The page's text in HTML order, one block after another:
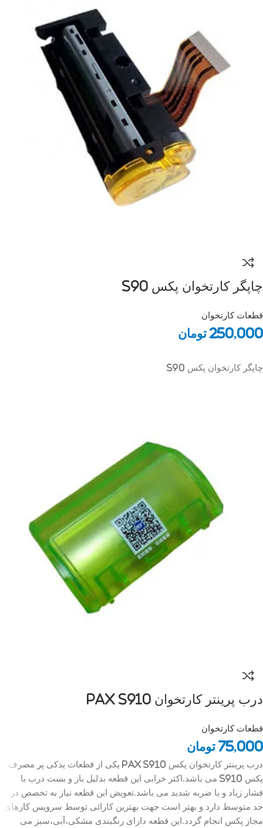
چاپگر کارتخوان پکس S90
قطعات کارتخوان
250,000 تومان
چاپگر کارتخوان پکس S90
درب پرینتر کارتخوان Pax S910
قطعات کارتخوان
75,000 تومان
درب پرینتر کارتخوان پکس Pax S910 یکی از قطعات یدکی پر مصرف
پکس S910 می باشد.اکثر خرابی این قطعه بدلیل باز و بست درب با
فشار زیاد و یا ضربه شدید می باشد.تعویض این قطعه نیاز به تخصص در
حد متوسط دارد و بهتر است جهت بهترین کارائی توسط سرویس کارهای
مجاز پکس انجام گردد.این قطعه دارای رنگبندی مشکی،آبی،سبز می